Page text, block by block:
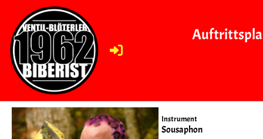
Sven
Instrument
Sousaphon